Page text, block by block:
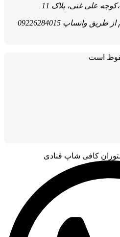
علی غنی، پلاک 11
واتساپ 09226284015
است